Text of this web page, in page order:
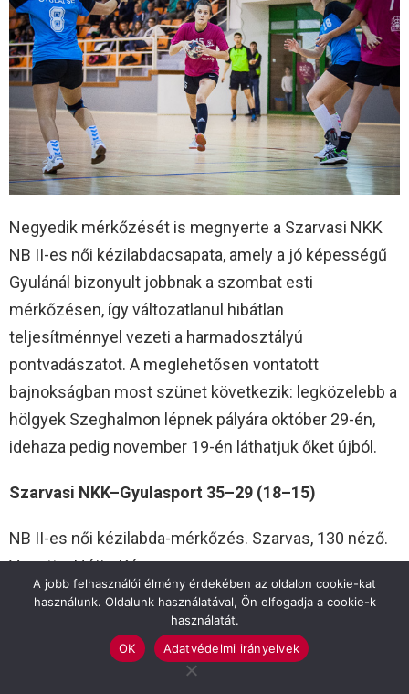
Negyedik mérkőzését is megnyerte a Szarvasi NKK
NB II-es női kézilabdacsapata, amely a jó képességű
Gyulánál bizonyult jobbnak a szombat esti
mérkőzésen, így változatlanul hibátlan
teljesítménnyel vezeti a harmadosztályú
pontvadászatot. A meglehetősen vontatott
bajnokságban most szünet következik: legközelebb a
hölgyek Szeghalmon lépnek pályára október 29-én,
idehaza pedig november 19-én láthatjuk őket újból.
Szarvasi NKK–Gyulasport 35–29 (18–15)
NB II-es női kézilabda-mérkőzés. Szarvas, 130 néző.
Vezette: Héjja, Kónya.
Szarvas: Ádász – BUZÁSI 9, Takács 2, Szabó T. 1 (1),
Raffai-Such 7 (6), Balogh V. 7, Zelei. Csere: Kasik,
LABÁT (kapusok), Szőke Zs., Vuletics 5, KOCSIS 4.
A jobb felhasználói élmény érdekében az oldalon cookie-kat
használunk. Oldalunk használatával, Ön elfogadja a cookie-k
használatát.
OK
Adatvédelmi irányelvek